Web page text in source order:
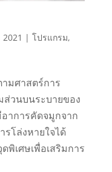
| โปรแกรม,
ามศาสตร์การ
ส่วนบนระบายของ
าการคัดจมูกจาก
โล่งหายใจได้
พิเศษเพื่อเสริมการ